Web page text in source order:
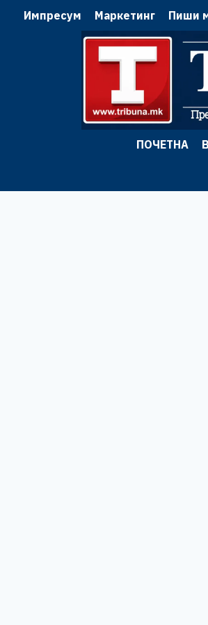
Импресум Маркетинг Пиши
ПОЧЕТНА